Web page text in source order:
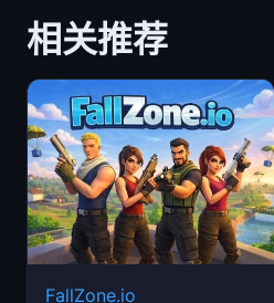
相关推荐
FallZone.io